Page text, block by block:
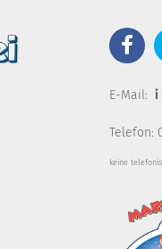
E-Mail: i
Telefon:
keine